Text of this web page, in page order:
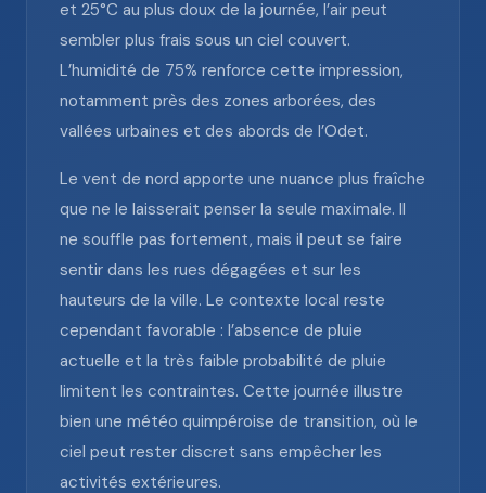
et 25°C au plus doux de la journée, l’air peut
sembler plus frais sous un ciel couvert.
L’humidité de 75% renforce cette impression,
notamment près des zones arborées, des
vallées urbaines et des abords de l’Odet.
Le vent de nord apporte une nuance plus fraîche
que ne le laisserait penser la seule maximale. Il
ne souffle pas fortement, mais il peut se faire
sentir dans les rues dégagées et sur les
hauteurs de la ville. Le contexte local reste
cependant favorable : l’absence de pluie
actuelle et la très faible probabilité de pluie
limitent les contraintes. Cette journée illustre
bien une météo quimpéroise de transition, où le
ciel peut rester discret sans empêcher les
activités extérieures.